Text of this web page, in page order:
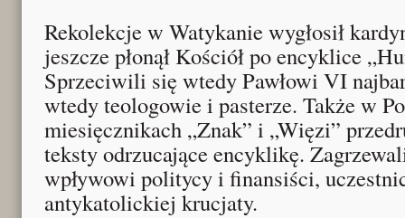
Rekolekcje w Watykanie wygłosił
jeszcze płonął Kościół po encyklice
Sprzeciwili się wtedy Pawłowi VI
wtedy teologowie i pasterze. Także w
miesięcznikach „Znak” i „Więzi”
teksty odrzucające encyklikę.
wpływowi politycy i finansiści,
antykatolickiej krucjaty.